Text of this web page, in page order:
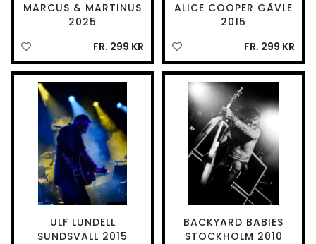
MARCUS & MARTINUS
2025
FR. 299 KR
ALICE COOPER GÄVLE
2015
FR. 299 KR
ULF LUNDELL
SUNDSVALL 2015
BACKYARD BABIES
STOCKHOLM 2010